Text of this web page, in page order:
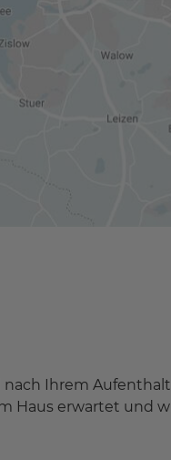
nach Ihrem
Haus erwartet und